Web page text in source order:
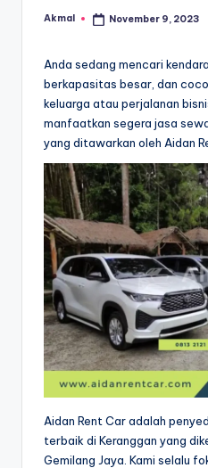
Posted
Akmal November 9, 2023
Anda sedang mencari
berkapasitas besar, dan
keluarga atau perjalanan
manfaatkan segera jasa
yang ditawarkan oleh Aidan
Aidan Rent Car adalah
terbaik di Keranggan yang
Gemilang Jaya. Kami selalu